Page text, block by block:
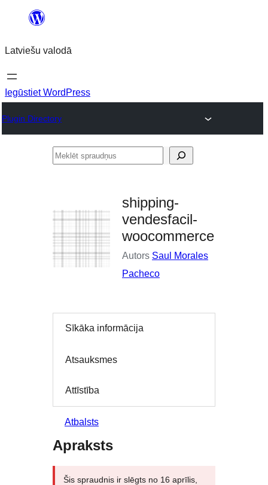
Pāriet
saturu
Latviešu valodā
Iegūstiet WordPress
Plugin Directory
Meklēt
shipping-
vendesfacil-
woocommerce
Autors Saul Morales
Pacheco
Sīkāka informācija
Atsauksmes
Attīstība
Atbalsts
Apraksts
Šis spraudnis ir slēgts no 16 aprīlis,